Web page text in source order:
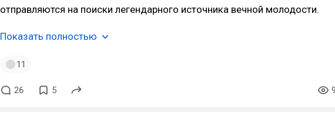
отправляются на поиски легендарного источника вечной молодости.
Показать полностью
11
26 5